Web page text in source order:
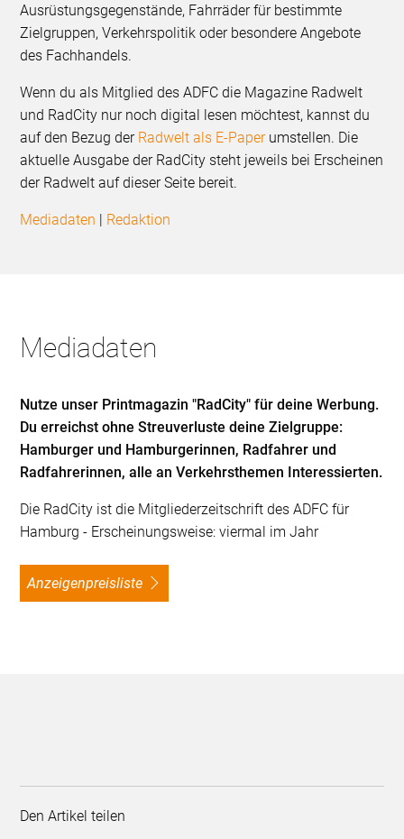
Ausrüstungsgegenstände, Fahrräder für bestimmte
Zielgruppen, Verkehrspolitik oder besondere Angebote
des Fachhandels.
Wenn du als Mitglied des ADFC die Magazine Radwelt
und RadCity nur noch digital lesen möchtest, kannst du
auf den Bezug der Radwelt als E-Paperumstellen. Die
aktuelle Ausgabe der RadCity steht jeweils bei Erscheinen
der Radwelt auf dieser Seite bereit.
Mediadaten | Redaktion
Mediadaten
Nutze unser Printmagazin "RadCity" für deine Werbung.
Du erreichst ohne Streuverluste deine Zielgruppe:
Hamburger und Hamburgerinnen, Radfahrer und
Radfahrerinnen, alle an Verkehrsthemen Interessierten.
Die RadCity ist die Mitgliederzeitschrift des ADFC für
Hamburg - Erscheinungsweise: viermal im Jahr
Anzeigenpreisliste
Den Artikel teilen